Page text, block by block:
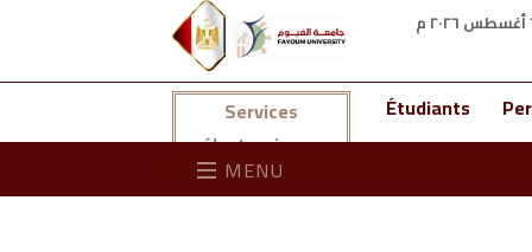
Services
électroniques
Étudiants
MENU